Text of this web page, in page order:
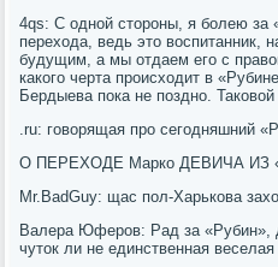
4qs: С одной стороны, я болею за
перехода, ведь это воспитанник,
будущим, а мы отдаем его с
какого черта происходит в
Бердыева пока не поздно.
.ru: говорящая про сегодняшний
О ПЕРЕХОДЕ Марко ДЕВИЧА ИЗ
Mr.BadGuy: щас пол-Харькова
Валера Юферов: Рад за «Рубин»,
чуток ли не единственная